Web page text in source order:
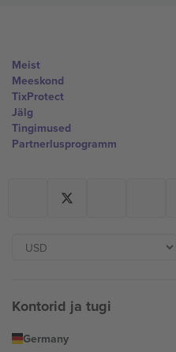
Meist
Meeskond
TixProtect
Jälg
Tingimused
Partnerlusprogramm
Kontorid ja tugi
Germany